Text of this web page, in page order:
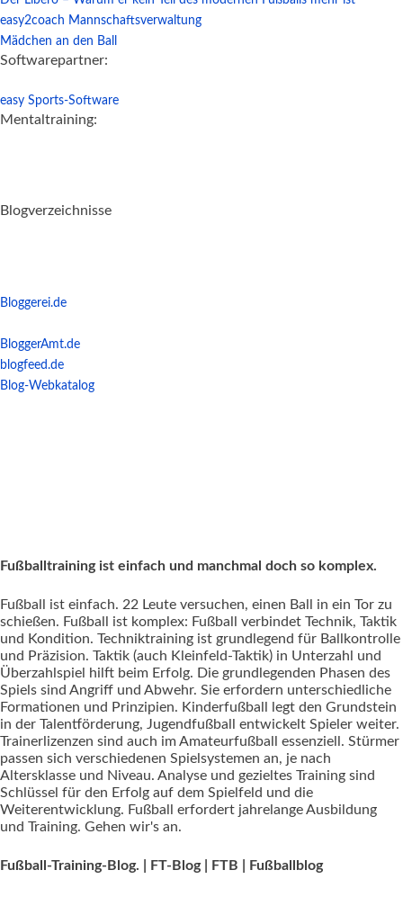
easy2coach Mannschaftsverwaltung
Mädchen an den Ball
Softwarepartner:
easy Sports-Software
Mentaltraining:
Blogverzeichnisse
Bloggerei.de
BloggerAmt.de
blogfeed.de
Blog-Webkatalog
Fußballtraining ist einfach und manchmal doch so komplex.
Fußball ist einfach. 22 Leute versuchen, einen Ball in ein Tor zu
schießen. Fußball ist komplex: Fußball verbindet Technik, Taktik
und Kondition. Techniktraining ist grundlegend für Ballkontrolle
und Präzision. Taktik (auch Kleinfeld-Taktik) in Unterzahl und
Überzahlspiel hilft beim Erfolg. Die grundlegenden Phasen des
Spiels sind Angriff und Abwehr. Sie erfordern unterschiedliche
Formationen und Prinzipien. Kinderfußball legt den Grundstein
in der Talentförderung, Jugendfußball entwickelt Spieler weiter.
Trainerlizenzen sind auch im Amateurfußball essenziell. Stürmer
passen sich verschiedenen Spielsystemen an, je nach
Altersklasse und Niveau. Analyse und gezieltes Training sind
Schlüssel für den Erfolg auf dem Spielfeld und die
Weiterentwicklung. Fußball erfordert jahrelange Ausbildung
und Training. Gehen wir's an.
Fußball-Training-Blog. | FT-Blog | FTB | Fußballblog